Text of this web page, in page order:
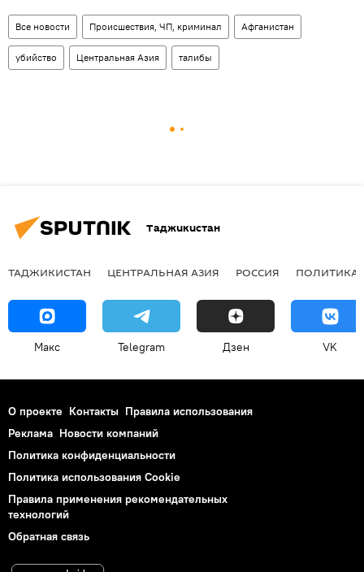
Все новости Происшествия, ЧП, криминал Афганистан
убийство Центральная Азия талибы
Таджикистан
ТАДЖИКИСТАН ЦЕНТРАЛЬНАЯ АЗИЯ РОССИЯ ПОЛИТИКА
Макс Telegram Дзен VK
О проекте Контакты Правила использования
Реклама Новости компаний
Политика конфиденциальности
Политика использования Cookie
Правила применения рекомендательных
технологий
Обратная связь